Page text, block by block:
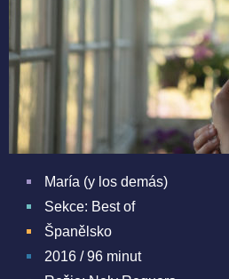
María (y los demás)
Sekce: Best of
Španělsko
2016 / 96 minut